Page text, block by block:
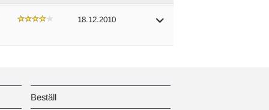
18.12.2010
Beställ